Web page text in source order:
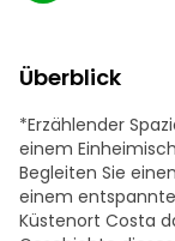
Überblick
*Erzählender
einem
Begleiten Sie
einem
Küstenort Costa